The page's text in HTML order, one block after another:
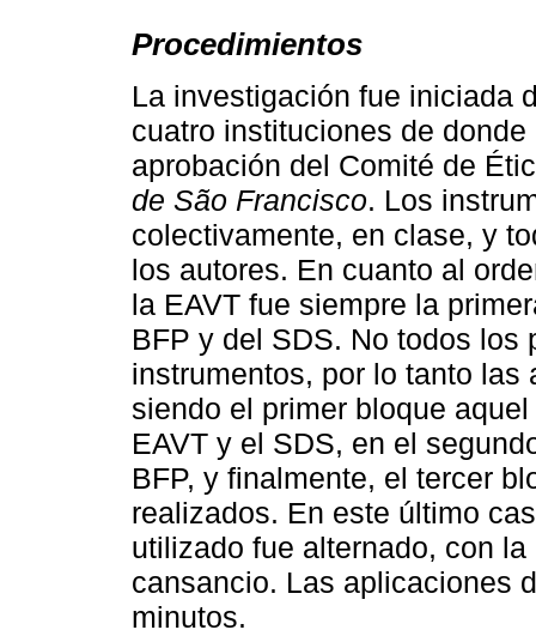
Procedimientos
La investigación fue iniciada
cuatro instituciones de
aprobación del Comité de
de São Francisco. Los
colectivamente, en clase, y
los autores. En cuanto al
la EAVT fue siempre la
BFP y del SDS. No todos los
instrumentos, por lo tanto
siendo el primer bloque
EAVT y el SDS, en el
BFP, y finalmente, el tercer
realizados. En este último
utilizado fue alternado, con
cansancio. Las aplicaciones
minutos.